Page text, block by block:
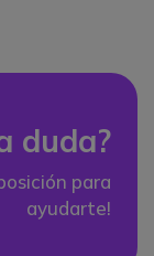
duda?
para
ayudarte!